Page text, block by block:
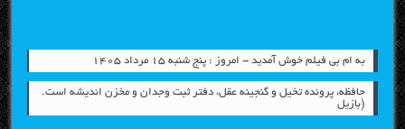
به ام بی فیلم خوش آمدید - امروز : پنج شنبه ۱۵ مرداد ۱۴۰۵
حافظه، پرونده تخيل و گنجينه عقل، دفتر ثبت وجدان و مخزن انديشه است.
(بازيل